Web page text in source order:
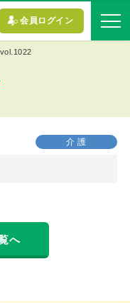
会員ログイン
介 護
へ